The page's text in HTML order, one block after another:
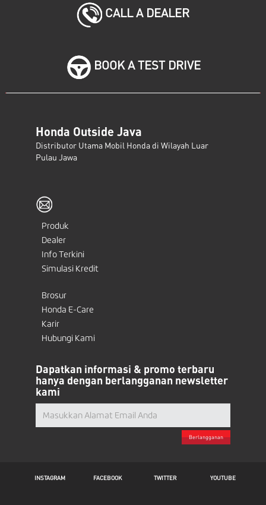
CALL A DEALER
BOOK A TEST DRIVE
Honda Outside Java
Distributor Utama Mobil Honda di Wilayah Luar
Pulau Jawa
Produk
Dealer
Info Terkini
Simulasi Kredit
Brosur
Honda E-Care
Karir
Hubungi Kami
Dapatkan informasi & promo terbaru
hanya dengan berlangganan newsletter
kami
Berlangganan
INSTAGRAM FACEBOOK TWITTER YOUTUBE